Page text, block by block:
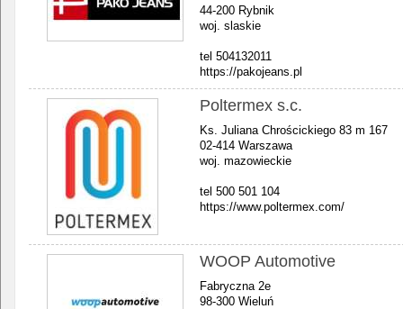
44-200 Rybnik
woj. slaskie
tel 504132011
https://pakojeans.pl
Poltermex s.c.
Ks. Juliana Chrościckiego 83 m 167
02-414 Warszawa
woj. mazowieckie
tel 500 501 104
https://www.poltermex.com/
WOOP Automotive
Fabryczna 2e
98-300 Wieluń